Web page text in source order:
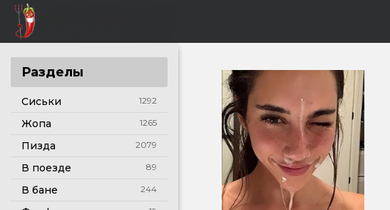
Разделы
Сиськи 1292
Жопа 1265
Пизда 2079
В поезде 89
В бане 244